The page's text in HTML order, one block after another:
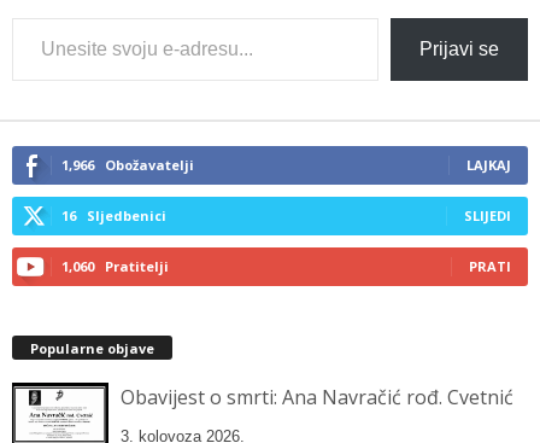
Type
your
email…
Prijavi se
1,966 Obožavatelji LAJKAJ
16 Sljedbenici SLIJEDI
1,060 Pratitelji PRATI
Popularne objave
Obavijest o smrti: Ana Navračić rođ. Cvetnić
3. kolovoza 2026.